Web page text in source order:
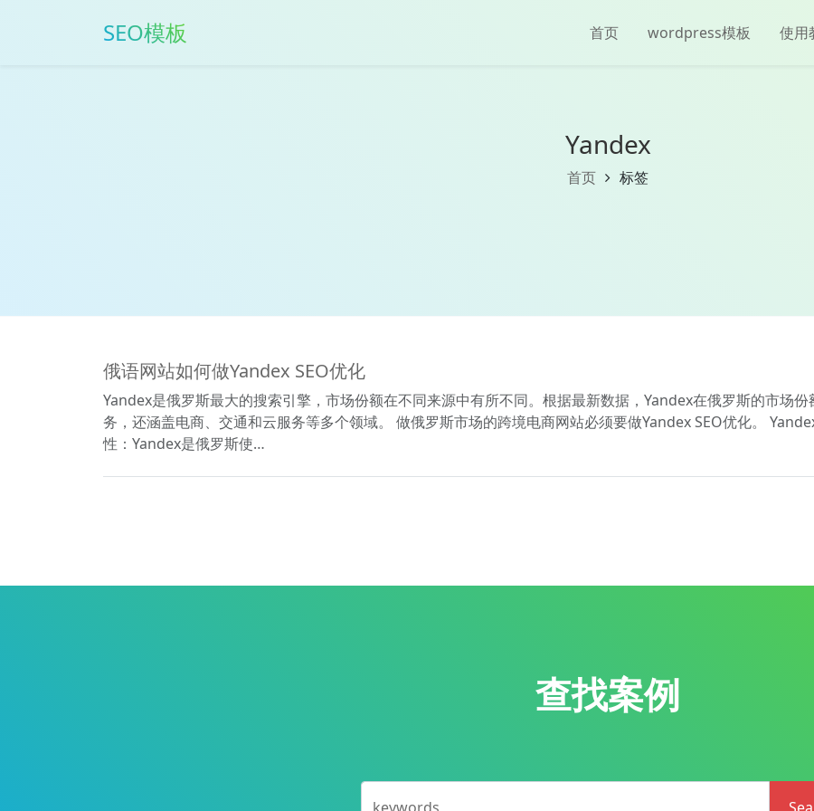
SEO模板 首页 wordpress模板 使用
Yandex
首页 标签
俄语网站如何做Yandex SEO优化
Yandex是俄罗斯最大的搜索引擎，市场份额在不同来源中有所不同。根据最新数据，Yandex在俄罗斯的市场
务，还涵盖电商、交通和云服务等多个领域。 做俄罗斯市场的跨境电商网站必须要做Yandex SEO优化。
性：Yandex是俄罗斯使…
查找案例